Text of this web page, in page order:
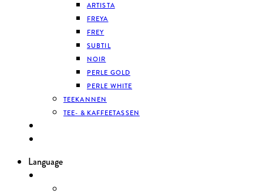
ARTISTA
FREYA
FREY
SUBTIL
NOIR
PERLE GOLD
PERLE WHITE
TEEKANNEN
TEE- & KAFFEETASSEN
Language